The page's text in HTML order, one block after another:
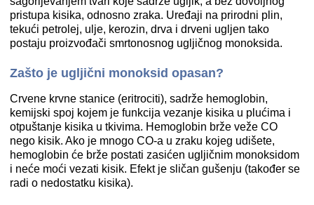
pristupa kisika, odnosno zraka. Uređaji na prirodni plin,
tekući petrolej, ulje, kerozin, drva i drveni ugljen tako
postaju proizvođači smrtonosnog ugljičnog monoksida.
Zašto je ugljični monoksid opasan?
Crvene krvne stanice (eritrociti), sadrže hemoglobin,
kemijski spoj kojem je funkcija vezanje kisika u plućima i
otpuštanje kisika u tkivima. Hemoglobin brže veže CO
nego kisik. Ako je mnogo CO-a u zraku kojeg udišete,
hemoglobin će brže postati zasićen ugljičnim monoksidom
i neće moći vezati kisik. Efekt je sličan gušenju (također se
radi o nedostatku kisika).